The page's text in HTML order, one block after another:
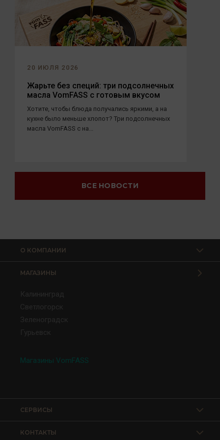
20 ИЮЛЯ 2026
Жарьте без специй: три подсолнечных
масла VomFASS с готовым вкусом
Хотите, чтобы блюда получались яркими, а на
кухне было меньше хлопот? Три подсолнечных
масла VomFASS с на...
ВСЕ НОВОСТИ
О КОМПАНИИ
МАГАЗИНЫ
Калининград
Светлогорск
Зеленоградск
Гурьевск
Магазины VomFASS
КОНТАКТЫ
СЕРВИСЫ